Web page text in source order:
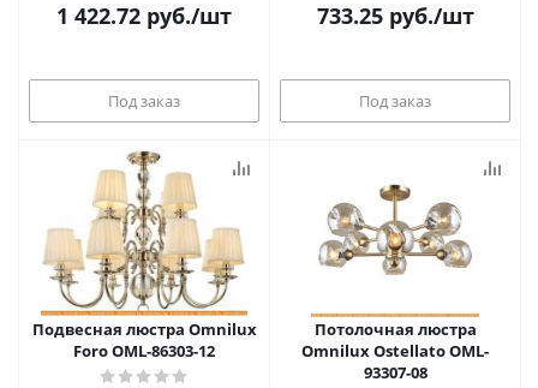
1 422.72 руб./шт
Под заказ
733.25руб./шт
Под заказ
Подвесная люстра Omnilux
Foro OML-86303-12
Потолочная люстра
Omnilux Ostellato OML-
93307-08